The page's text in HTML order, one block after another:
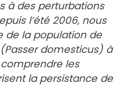
à des perturbations
l’été 2006, nous
de la population de
domesticus) à
les
la persistance de